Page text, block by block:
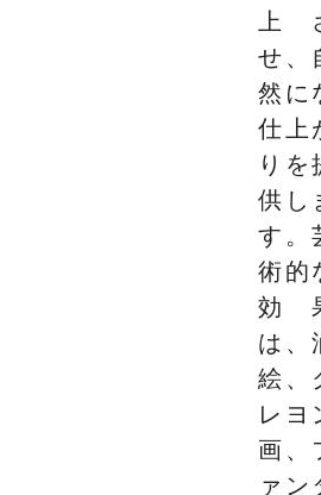
上
せ、
然に
仕上
りを
供し
す。
術的
効
は、
絵、
レヨ
画、
ァン